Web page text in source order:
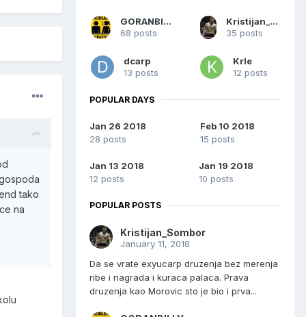
tako
na
GORANBILLY
68 posts
Kristijan_Sombor
35 posts
dcarp
13 posts
Krle
12 posts
POPULAR DAYS
Jan 26 2018
28 posts
Feb 10 2018
15 posts
Jan 13 2018
12 posts
Jan 19 2018
10 posts
POPULAR POSTS
Kristijan_Sombor
January 11, 2018
Da se vrate exyucarp druzenja bez merenja
ribe i nagrada i kuraca palaca. Prava
druzenja kao Morovic sto je bio i prva...